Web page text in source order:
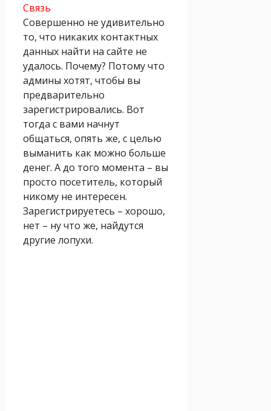
Связь
Совершенно не удивительно
то, что никаких контактных
данных найти на сайте не
удалось. Почему? Потому что
админы хотят, чтобы вы
предварительно
зарегистрировались. Вот
тогда с вами начнут
общаться, опять же, с целью
выманить как можно больше
денег. А до того момента – вы
просто посетитель, который
никому не интересен.
Зарегистрируетесь – хорошо,
нет – ну что же, найдутся
другие лопухи.